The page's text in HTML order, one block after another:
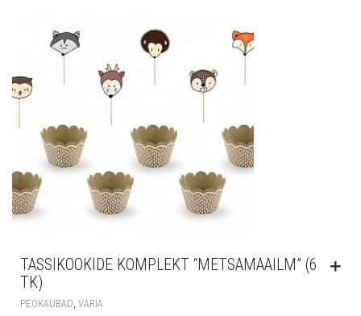
TASSIKOOKIDE KOMPLEKT “METSAMAAILM” (6
TK)
PEOKAUBAD VARIA